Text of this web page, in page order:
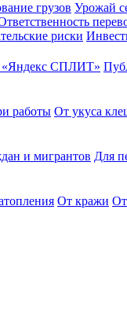
грузов Урожай
риски
«Яндекс СПЛИТ»
работы От укуса
и мигрантов Для
От кражи От